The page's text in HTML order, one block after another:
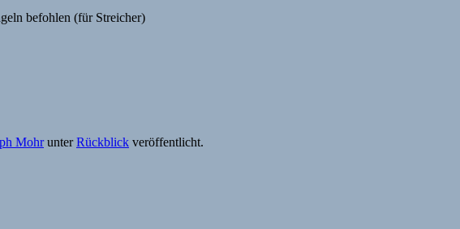
befohlen (für Streicher)
MohrunterRückblick veröffentlicht.